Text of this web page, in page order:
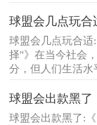
球盟会几点玩合适
择"》在当今社会
分，但人们生活水
球盟会出款黑了: